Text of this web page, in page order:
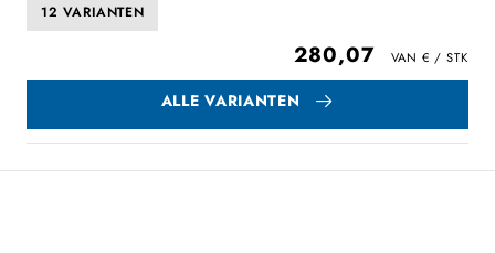
12 VARIANTEN
280,07
ALLE VARIANTEN